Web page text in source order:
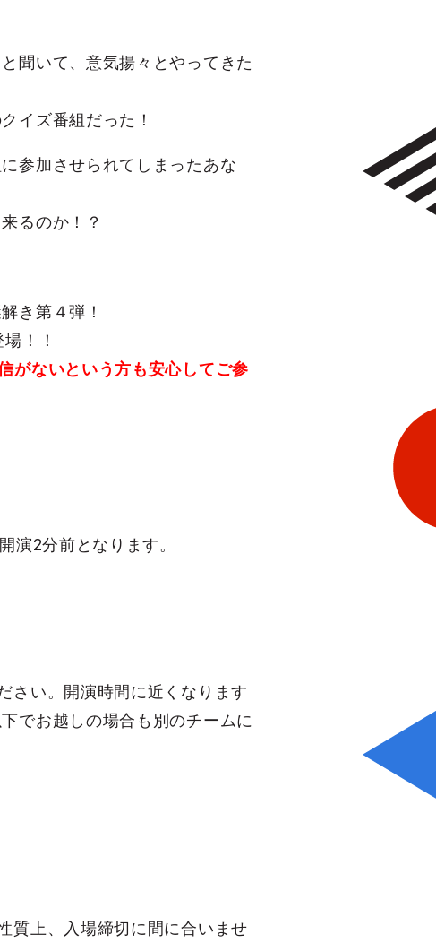
聞いて、意気揚々とやってきた
イズ番組だった！
参加させられてしまったあな
るのか！？
き第４弾！
！！
がないという方も安心してご参
演2分前となります。
さい。開演時間に近くなります
でお越しの場合も別のチームに
質上、入場締切に間に合いませ